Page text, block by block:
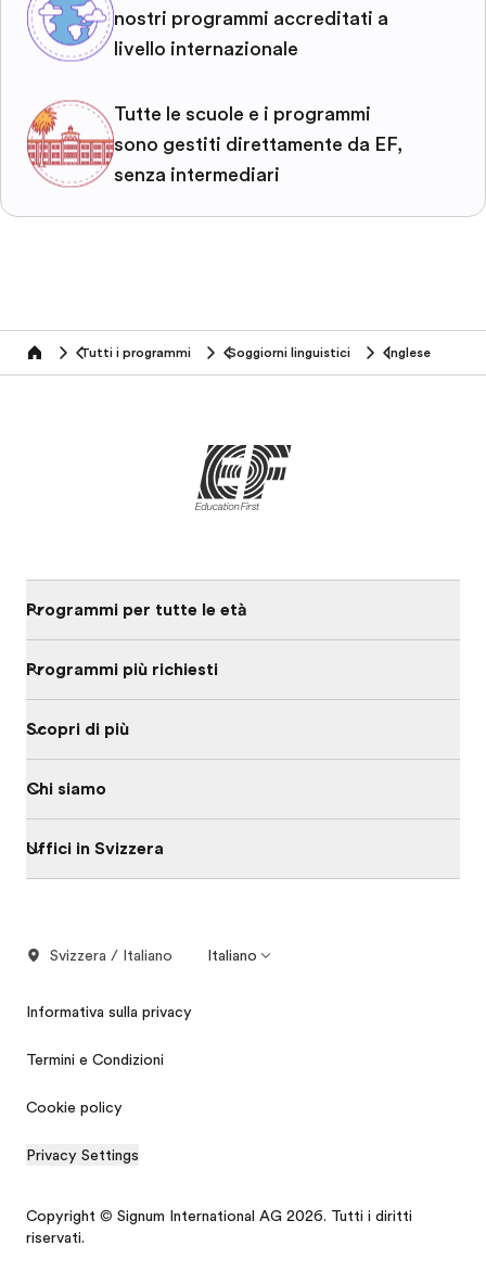
nostri programmi accreditati a
livello internazionale
Tutte le scuole e i programmi
sono gestiti direttamente da EF,
senza intermediari
home Tutti i programmi Soggiorni linguistici Inglese
Programmi per tutte le età
Programmi più richiesti
Scopri di più
Chi siamo
Uffici in Svizzera
Svizzera / Italiano Italiano
Informativa sulla privacy
Termini e Condizioni
Cookie policy
Privacy Settings
Copyright © Signum International AG 2026. Tutti i diritti
riservati.